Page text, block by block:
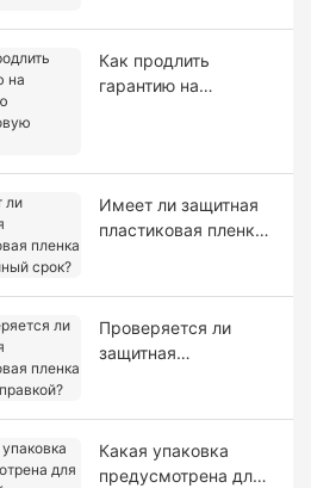
Как продлить
гарантию на
Имеет ли защитная
пластиковая пленка
Проверяется ли
защитная
Какая упаковка
предусмотрена для